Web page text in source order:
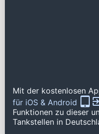
Mit der kostenlosen
für iOS & Android
Funktionen zu dieser
Tankstellen in